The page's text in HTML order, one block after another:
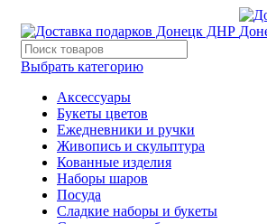
Выбрать категорию
Аксессуары
Букеты цветов
Ежедневники и ручки
Живопись и скульптура
Кованные изделия
Наборы шаров
Посуда
Сладкие наборы и букеты